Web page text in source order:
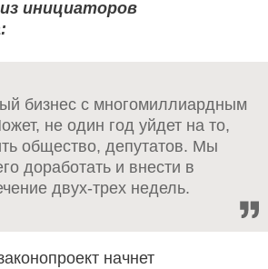
инициаторов
бизнес с многомиллиардным
не один год уйдет на то,
общество, депутатов. Мы
доработать и внести в
двух-трех недель.
начнет